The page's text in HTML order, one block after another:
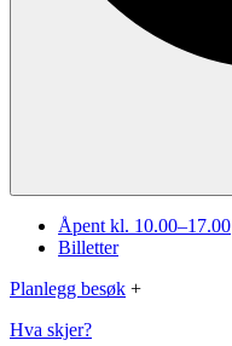
Åpent kl. 10.00–17.00
Billetter
Planlegg besøk +
Hva skjer?